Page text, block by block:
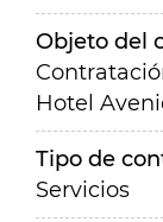
Objeto del
Hotel
Tipo de
Servicios